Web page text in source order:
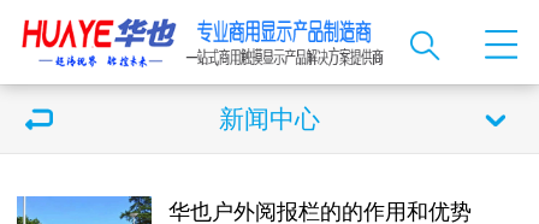
新闻中心
华也户外阅报栏的的作用和优势